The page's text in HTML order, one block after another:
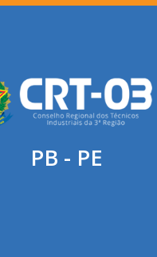
PB - PE